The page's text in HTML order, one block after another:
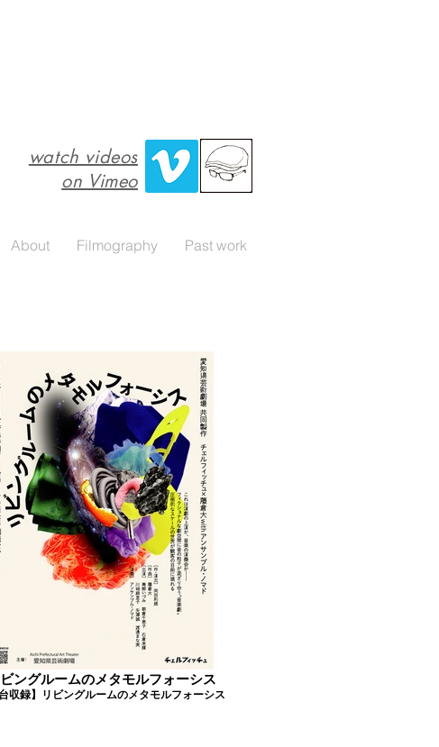
watch videos
on Vimeo
About Filmography Past work
ングルームのメタモルフォーシス
台収録】リビングルームのメタモルフォーシス